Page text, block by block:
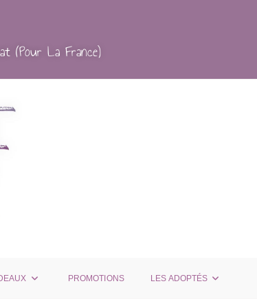
(Pour La France)
PROMOTIONS LES ADOPTÉS